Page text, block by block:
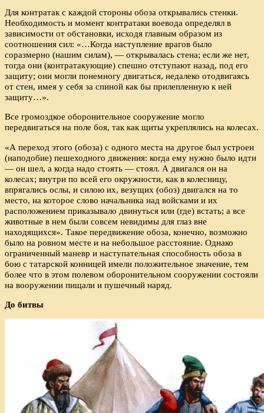
Для контратак с каждой стороны обоза открывались стенки.
Необходимость и момент контратаки воевода определял в
зависимости от обстановки, исходя главным образом из
соотношения сил: «…Когда наступление врагов было
соразмерно (нашим силам), — открывалась стена; если же нет,
тогда они (контратакующие) спешно отступают назад, под его
защиту; они могли понемногу двигаться, недалеко отодвигаясь
от стен, имея у себя за спиной как бы прилепленную к ней
защиту…».
Все громоздкое оборонительное сооружение могло
передвигаться на поле боя, так как щиты укреплялись на колесах.
«А переход этого (обоза) с одного места на другое был устроен
(наподобие) пешеходного движения: когда ему нужно было идти
— он шел, а когда надо стоять — стоял. А двигался он на
колесах; внутри по всей его окружности, как в колесницу,
впрягались ослы, и силою их, везущих (обоз) двигался на то
место, на которое слово начальника над войсками и их
расположением приказывало двинуться или (где) встать; а все
животные в нем были совсем невидимы для глаз вне
находящихся». Такое передвижение обоза, конечно, возможно
было на ровном месте и на небольшое расстояние. Однако
ограниченный маневр и наступательная способность обоза в
бою с татарской конницей имели положительное значение, тем
более что в этом полевом оборонительном сооружении состояли
на вооружении пищали и пушечный наряд.
До битвы